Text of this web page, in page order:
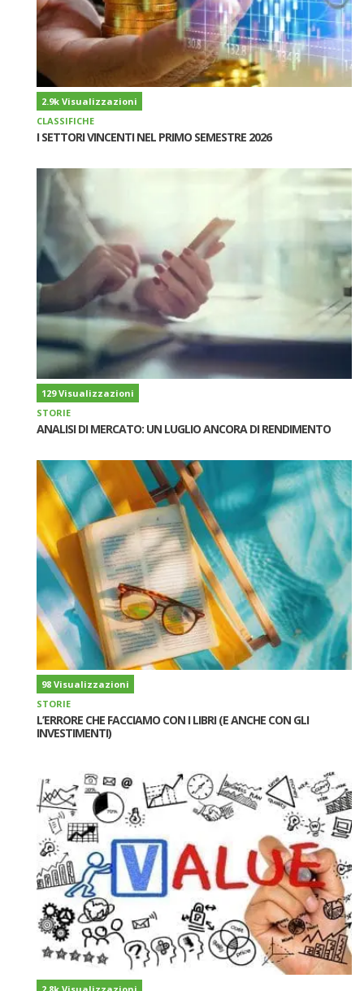
2.9k Visualizzazioni
CLASSIFICHE
I SETTORI VINCENTI NEL PRIMO SEMESTRE 2026
129 Visualizzazioni
STORIE
ANALISI DI MERCATO: UN LUGLIO ANCORA DI RENDIMENTO
98 Visualizzazioni
STORIE
L’ERRORE CHE FACCIAMO CON I LIBRI (E ANCHE CON GLI
INVESTIMENTI)